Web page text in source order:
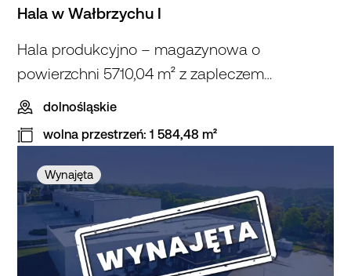
Hala w Wałbrzychu I
Hala produkcyjno – magazynowa o
powierzchni 5710,04 m² z zapleczem
biurowym
dolnośląskie
wolna przestrzeń: 1 584,48 m²
w Wałbrzychu
Wynajęta